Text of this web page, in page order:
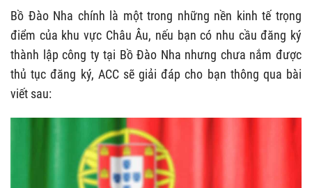
Bồ Đào Nha chính là một trong những nền kinh tế trọng
điểm của khu vực Châu Âu, nếu bạn có nhu cầu đăng ký
thành lập công ty tại Bồ Đào Nha nhưng chưa nắm được
thủ tục đăng ký, ACC sẽ giải đáp cho bạn thông qua bài
viết sau: